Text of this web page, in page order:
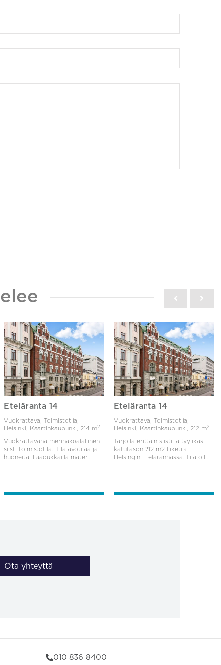
Eteläranta 14
Vuokrattava, Toimistotila,
Helsinki, Kaartinkaupunki, 214 m2
Vuokrattavana merinäköalallinen
siisti toimistotila. Tila avotilaa ja
huoneita. Laadukkailla mater...
Eteläranta 14
Vuokrattava, Toimistotila,
Helsinki, Kaartinkaupunki,
212 m2
Tarjolla erittäin siisti ja tyylikäs
katutason 212 m2 liiketila
Helsingin Etelärannassa. Tila oll...
Ota yhteyttä
010 836 8400